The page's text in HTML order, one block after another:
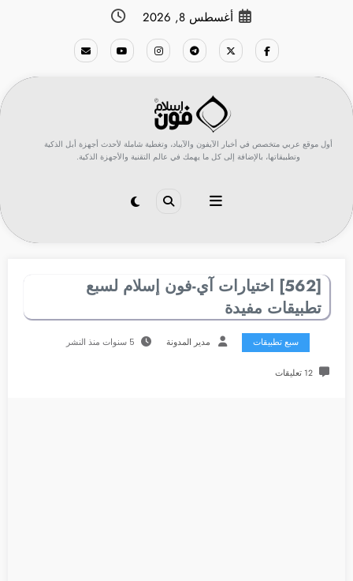
أغسطس 8, 2026
أول موقع عربي متخصص في أخبار الآيفون والآيباد، وتغطية شاملة لأحدث أجهزة أبل الذكية
وتطبيقاتها، بالإضافة إلى كل ما يهمك في عالم التقنية والأجهزة الذكية.
[562] اختيارات آي-فون إسلام لسبع
تطبيقات مفيدة
سبع تطبيقات مدير المدونة 5 سنوات منذ النشر
12 تعليقات